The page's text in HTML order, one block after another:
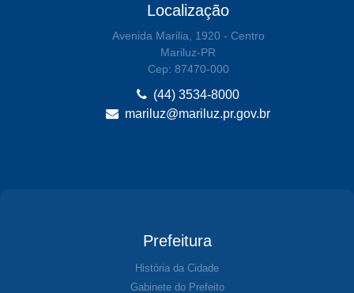
Localização
Avenida Marilia, 1920 - Centro
Mariluz-PR
Cep: 87470-000
(44) 3534-8000
mariluz@mariluz.pr.gov.br
Prefeitura
História da Cidade
Gabinete do Prefeito